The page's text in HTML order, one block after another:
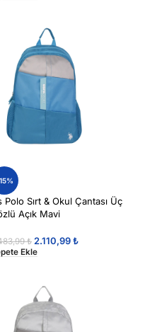
Polo Sırt & Okul Çantası Üç
Açık Mavi
₺ 2.110,99₺
Ekle